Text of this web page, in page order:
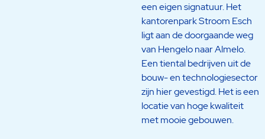
een eigen signatuur. Het
kantorenpark Stroom Esch
ligt aan de doorgaande weg
van Hengelo naar Almelo.
Een tiental bedrijven uit de
bouw- en technologiesector
zijn hier gevestigd. Het is een
locatie van hoge kwaliteit
met mooie gebouwen.